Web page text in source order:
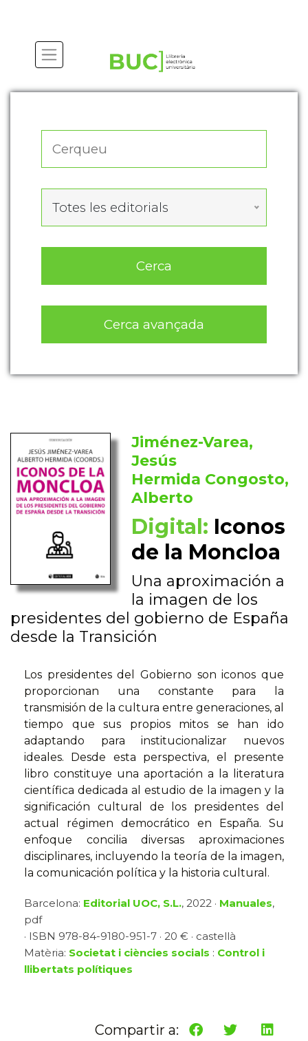
Totes les editorials
Cerca
Cerca avançada
Jiménez-Varea,
Jesús
Hermida Congosto,
Alberto
Digital: Iconos
de la Moncloa
Una aproximación a
la imagen de los
presidentes del gobierno de España
desde la Transición
Los presidentes del Gobierno son iconos que
proporcionan una constante para la
transmisión de la cultura entre generaciones, al
tiempo que sus propios mitos se han ido
adaptando para institucionalizar nuevos
ideales. Desde esta perspectiva, el presente
libro constituye una aportación a la literatura
científica dedicada al estudio de la imagen y la
significación cultural de los presidentes del
actual régimen democrático en España. Su
enfoque concilia diversas aproximaciones
disciplinares, incluyendo la teoría de la imagen,
la comunicación política y la historia cultural.
Barcelona: Editorial UOC, S.L., 2022 · Manuales,
pdf
· ISBN 978-84-9180-951-7 · 20 € · castellà
Matèria: Societat i ciències socials : Control i
llibertats polítiques
Compartir a: